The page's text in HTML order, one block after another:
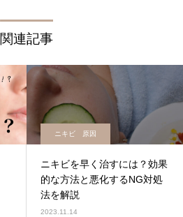
関連記事
ニキビ 原因
ニキビを早く治すには？効果
的な方法と悪化するNG対処
法を解説
2023.11.14